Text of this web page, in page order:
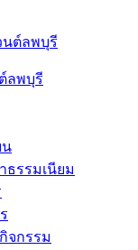
ลพบุรี
น
ธรรมเนียม
จกรรม